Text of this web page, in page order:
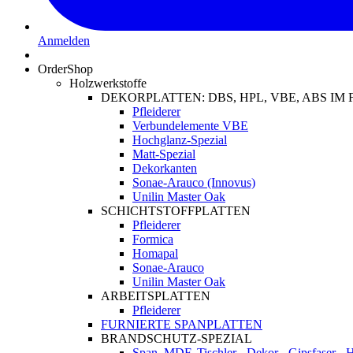
Anmelden
OrderShop
Holzwerkstoffe
DEKORPLATTEN: DBS, HPL, VBE, ABS IM
Pfleiderer
Verbundelemente VBE
Hochglanz-Spezial
Matt-Spezial
Dekorkanten
Sonae-Arauco (Innovus)
Unilin Master Oak
SCHICHTSTOFFPLATTEN
Pfleiderer
Formica
Homapal
Sonae-Arauco
Unilin Master Oak
ARBEITSPLATTEN
Pfleiderer
FURNIERTE SPANPLATTEN
BRANDSCHUTZ-SPEZIAL